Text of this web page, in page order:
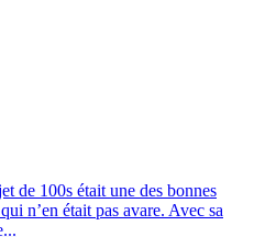
de 100s était une des bonnes
n’en était pas avare. Avec sa